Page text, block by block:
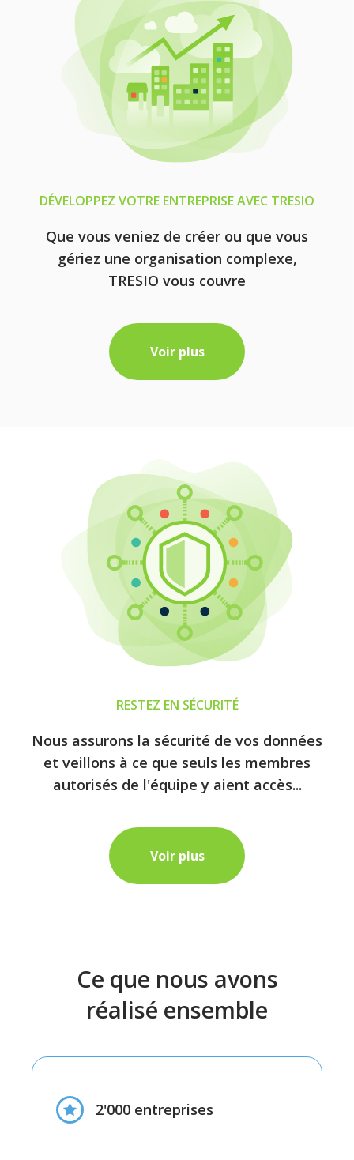
DÉVELOPPEZ VOTRE ENTREPRISE AVEC TRESIO
Que vous veniez de créer ou que vous
gériez une organisation complexe,
TRESIO vous couvre
Voir plus
RESTEZ EN SÉCURITÉ
Nous assurons la sécurité de vos données
et veillons à ce que seuls les membres
autorisés de l'équipe y aient accès...
Voir plus
Ce que nous avons
réalisé ensemble
2'000 entreprises